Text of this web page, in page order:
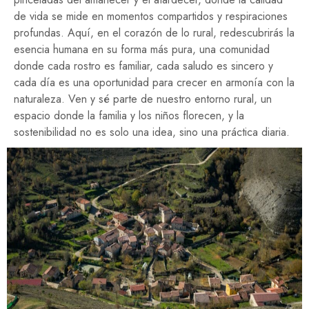
de vida se mide en momentos compartidos y respiraciones
profundas. Aquí, en el corazón de lo rural, redescubrirás la
esencia humana en su forma más pura, una comunidad
donde cada rostro es familiar, cada saludo es sincero y
cada día es una oportunidad para crecer en armonía con la
naturaleza. Ven y sé parte de nuestro entorno rural, un
espacio donde la familia y los niños florecen, y la
sostenibilidad no es solo una idea, sino una práctica diaria.